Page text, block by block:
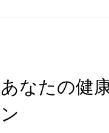
あなたの健
ン